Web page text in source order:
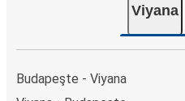
Viyana
Budapeşte - Viyana